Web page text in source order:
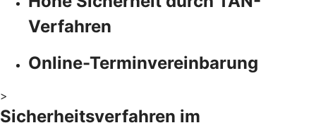
Verfahren
Online-Terminvereinbarung
>
Sicherheitsverfahren im